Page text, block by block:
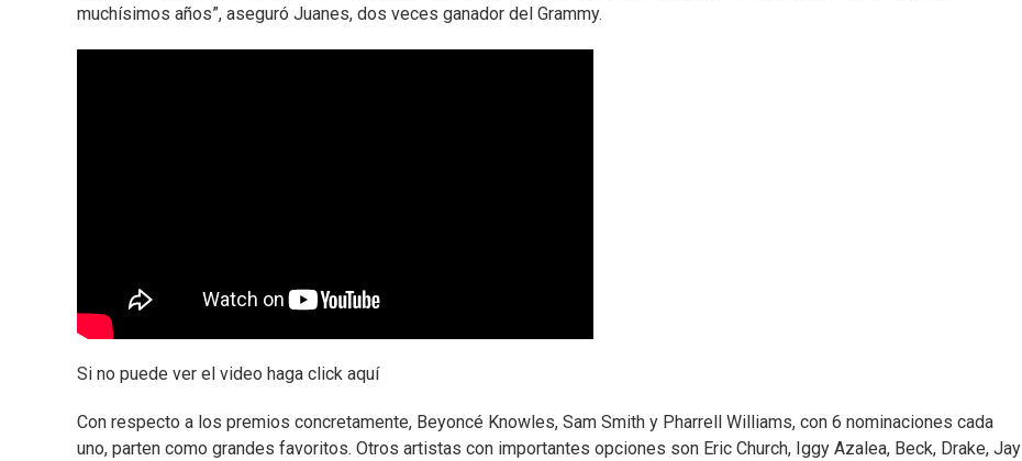
muchísimos años”, aseguró Juanes, dos veces ganador del Grammy.
Si no puede ver el video haga click aquí
Con respecto a los premios concretamente, Beyoncé Knowles, Sam Smith y Pharrell Williams, con 6 nominaciones cada
uno, parten como grandes favoritos. Otros artistas con importantes opciones son Eric Church, Iggy Azalea, Beck, Drake, Jay